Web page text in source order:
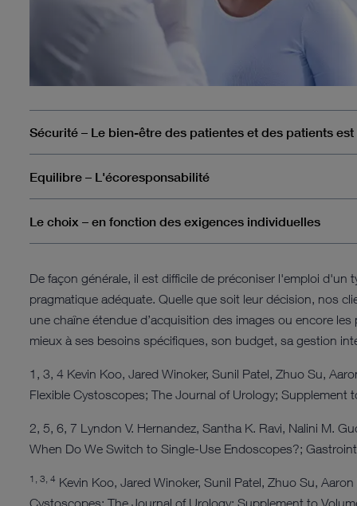
Sécurité – Le bien-être des patientes et des patients
Equilibre – L'écoresponsabilité
Le choix – en fonction des exigences individuelles
De façon générale, il est difficile de préconiser l'emploi
pragmatique adéquate. Quelle que soit leur décision, nos
une chaîne étendue d’acquisition des images ou encore
mieux à ses besoins spécifiques, son budget, sa gestion
1, 3, 4 Kevin Koo, Jared Winoker, Sunil Patel, Zhuo Su,
Flexible Cystoscopes; The Journal of Urology; Supplement
2, 5, 6, 7 Lyndon V. Hernandez, Santha K. Ravi, Nalini M.
When Do We Switch to Single-Use Endoscopes?;
1, 3, 4 Kevin Koo, Jared Winoker, Sunil Patel, Zhuo Su,
Cystoscopes; The Journal of Urology; Supplement to